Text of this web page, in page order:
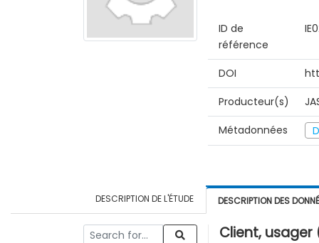
ID de
référence
DOI
Producteur(s)
Métadonnées
DESCRIPTION DE L'ÉTUDE DESCRIPTION DES
Client,